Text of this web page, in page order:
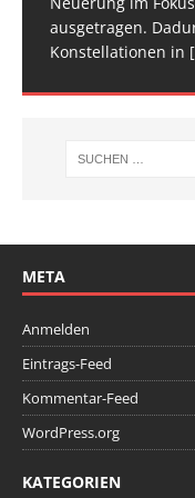
ausgetragen.
Konstellationen in
Deutschen[…]
META
Anmelden
Eintrags-Feed
Kommentar-Feed
WordPress.org
KATEGORIEN